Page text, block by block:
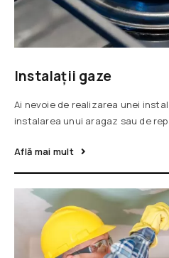
Instalații gaze
Ai nevoie de realizarea unei
instalarea unui aragaz sau de
Află mai mult